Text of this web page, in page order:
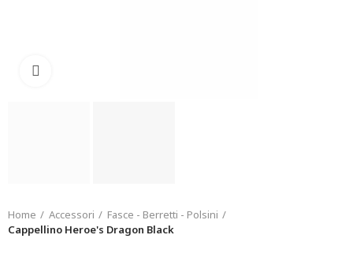
Home Accessori
Fasce - Berretti - Polsini
Cappellino Heroe's Dragon Black